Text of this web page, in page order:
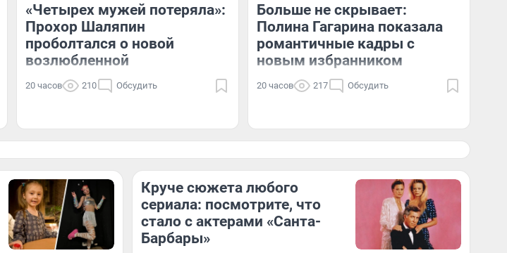
«Четырех мужей потеряла»:
Прохор Шаляпин
проболтался о новой
возлюбленной
20 часов 210 Обсудить
Больше не скрывает:
Полина Гагарина показала
романтичные кадры с
новым избранником
20 часов 217 Обсудить
Круче сюжета любого
сериала: посмотрите, что
стало с актерами «Санта-
Барбары»